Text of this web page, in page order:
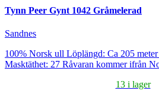
Tynn Peer Gynt 1042 Gråmelerad
Sandnes
100% Norsk ull Löplängd: Ca 205
Masktäthet: 27 Råvaran kommer ifrån
13 i lager